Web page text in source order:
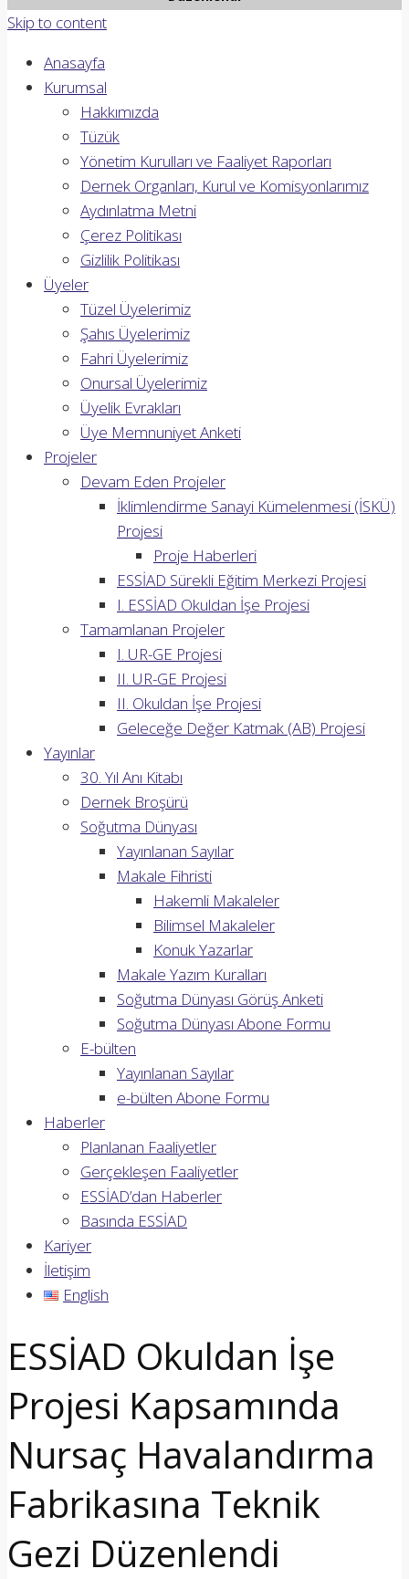
Skip to content
Anasayfa
Kurumsal
Hakkımızda
Tüzük
Yönetim Kurulları ve Faaliyet Raporları
Dernek Organları, Kurul ve Komisyonlarımız
Aydınlatma Metni
Çerez Politikası
Gizlilik Politikası
Üyeler
Tüzel Üyelerimiz
Şahıs Üyelerimiz
Fahri Üyelerimiz
Onursal Üyelerimiz
Üyelik Evrakları
Üye Memnuniyet Anketi
Projeler
Devam Eden Projeler
İklimlendirme Sanayi Kümelenmesi (İSKÜ)
Projesi
Proje Haberleri
ESSİAD Sürekli Eğitim Merkezi Projesi
I. ESSİAD Okuldan İşe Projesi
Tamamlanan Projeler
I. UR-GE Projesi
II. UR-GE Projesi
II. Okuldan İşe Projesi
Geleceğe Değer Katmak (AB) Projesi
Yayınlar
30. Yıl Anı Kitabı
Dernek Broşürü
Soğutma Dünyası
Yayınlanan Sayılar
Makale Fihristi
Hakemli Makaleler
Bilimsel Makaleler
Konuk Yazarlar
Makale Yazım Kuralları
Soğutma Dünyası Görüş Anketi
Soğutma Dünyası Abone Formu
E-bülten
Yayınlanan Sayılar
e-bülten Abone Formu
Haberler
Planlanan Faaliyetler
Gerçekleşen Faaliyetler
ESSİAD’dan Haberler
Basında ESSİAD
Kariyer
İletişim
English
ESSİAD Okuldan İşe
Projesi Kapsamında
Nursaç Havalandırma
Fabrikasına Teknik
Gezi Düzenlendi